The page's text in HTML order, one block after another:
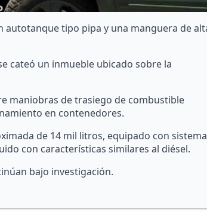
tipo pipa y una manguera de
cateó un inmueble ubicado sobre la
maniobras de trasiego de combustible
en contenedores.
de 14 mil litros, equipado con sistema
con características similares al diésel.
bajo investigación.